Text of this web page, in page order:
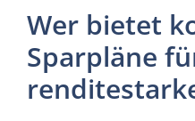
Wer bietet
Sparpläne